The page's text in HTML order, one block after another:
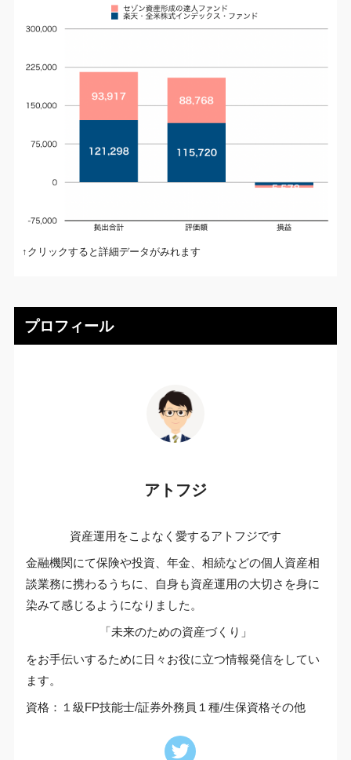
↑クリックすると詳細データがみれます
プロフィール
アトフジ
資産運用をこよなく愛するアトフジです
金融機関にて保険や投資、年金、相続などの個人資産相
談業務に携わるうちに、自身も資産運用の大切さを身に
染みて感じるようになりました。
「未来のための資産づくり」
をお手伝いするために日々お役に立つ情報発信をしてい
ます。
資格：１級FP技能士/証券外務員１種/生保資格その他